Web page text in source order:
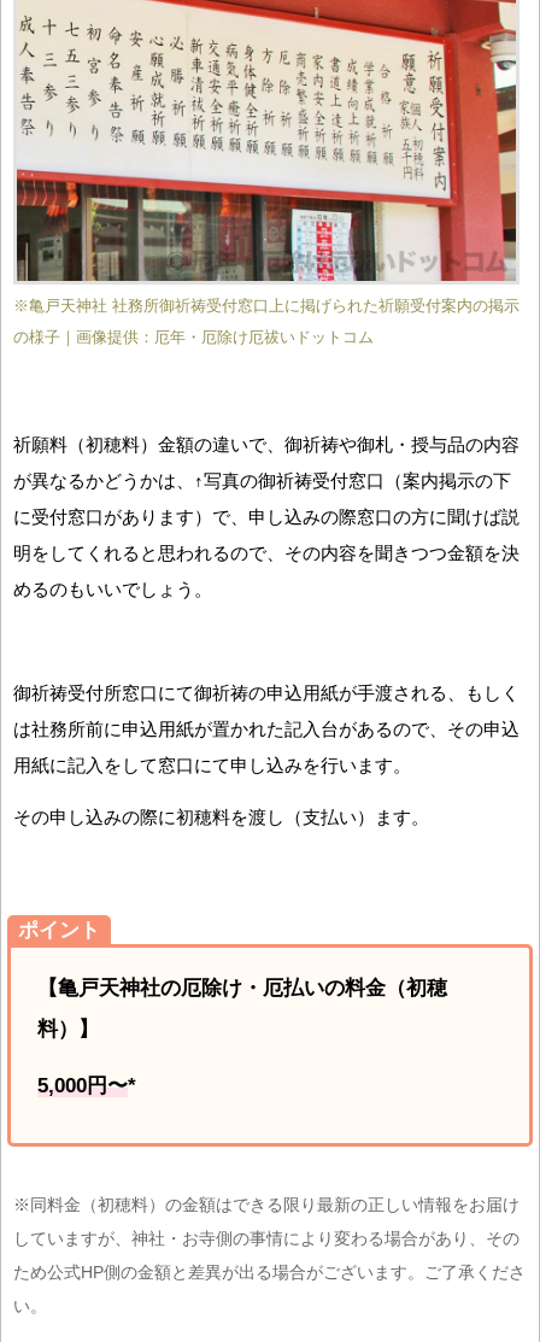
※亀戸天神社 社務所御祈祷受付窓口上に掲げられた祈願受付案内の掲示
の様子｜画像提供：厄年・厄除け厄祓いドットコム
祈願料（初穂料）金額の違いで、御祈祷や御札・授与品の内容
が異なるかどうかは、↑写真の御祈祷受付窓口（案内掲示の下
に受付窓口があります）で、申し込みの際窓口の方に聞けば説
明をしてくれると思われるので、その内容を聞きつつ金額を決
めるのもいいでしょう。
御祈祷受付所窓口にて御祈祷の申込用紙が手渡される、もしく
は社務所前に申込用紙が置かれた記入台があるので、その申込
用紙に記入をして窓口にて申し込みを行います。
その申し込みの際に初穂料を渡し（支払い）ます。
ポイント
【亀戸天神社の厄除け・厄払いの料金（初穂
料）】
5,000円〜*
※同料金（初穂料）の金額はできる限り最新の正しい情報をお届け
していますが、神社・お寺側の事情により変わる場合があり、その
ため公式HP側の金額と差異が出る場合がございます。ご了承くださ
い。